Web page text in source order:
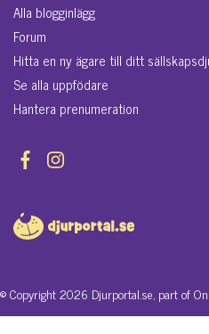
Alla blogginlägg
Forum
Hitta en ny ägare till ditt
Se alla uppfödare
Hantera prenumeration
© Copyright 2026 Djurportal.se, part of